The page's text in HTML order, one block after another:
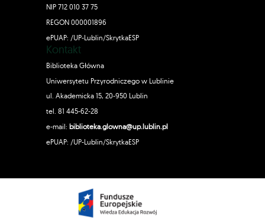
NIP 712 010 37 75
REGON 000001896
ePUAP: /UP-Lublin/SkrytkaESP
Kontakt
Biblioteka Główna
Uniwersytetu Przyrodniczego w Lublinie
ul. Akademicka 15, 20-950 Lublin
tel. 81 445-62-28
e-mail: biblioteka.glowna@up.lublin.pl
ePUAP: /UP-Lublin/SkrytkaESP